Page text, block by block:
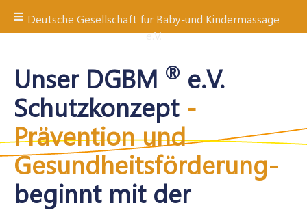
Deutsche Gesellschaft für Baby-und Kindermassage
e.V.
springen
Unser DGBM ® e.V.
Schutzkonzept -
Prävention und
Gesundheitsförderung-
beginnt mit der